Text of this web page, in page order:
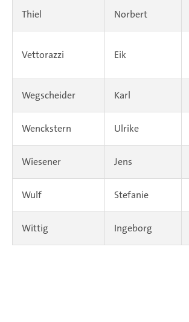
Thiel Norbert
Vettorazzi Eik
Wegscheider Karl
Wenckstern Ulrike
Wiesener Jens
Wulf Stefanie
Wittig Ingeborg